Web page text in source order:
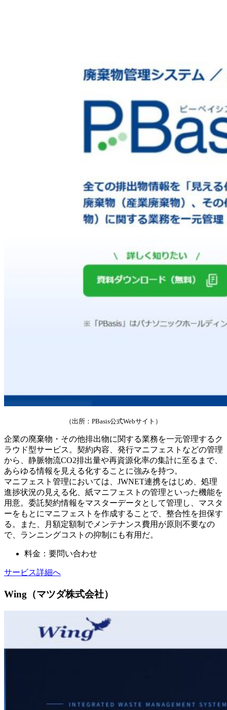
（出所：PBasis公式Webサイト）
企業の廃棄物・その他排出物に関する業務を一元管理するク
ラウド型サービス。契約内容、発行マニフェストなどの管理
から、静脈物流CO2排出量や再資源化率の集計に至るまで、
あらゆる情報を見える化することに強みを持つ。
マニフェスト管理においては、JWNET連携をはじめ、処理
進捗状況の見える化、紙マニフェストの管理といった機能を
用意。委託契約情報をマスターデータとして管理し、マスタ
ーをもとにマニフェストを作成することで、整合性を担保す
る。また、月額定額制でメンテナンス費用が原則不要なの
で、ランニングコストの抑制にも有用だ。
料金：要問い合わせ
サービス詳細へ
Wing（マツダ株式会社）